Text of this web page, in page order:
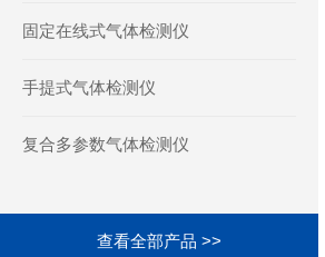
固定在线式气体检测仪
手提式气体检测仪
复合多参数气体检测仪
查看全部产品 >>